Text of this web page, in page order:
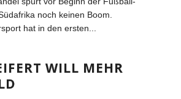
noch keinen Boom.
hat in den ersten...
WILL MEHR